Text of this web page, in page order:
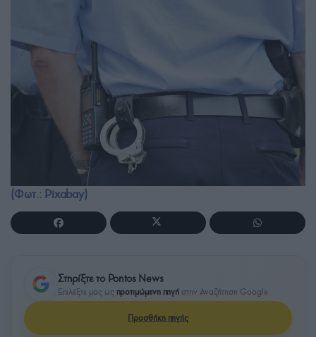
(Φωτ.: Pixabay)
Στηρίξτε το Pontos News
Επιλέξτε μας ως προτιμώμενη πηγή στην Αναζήτηση Google
Προσθήκη πηγής